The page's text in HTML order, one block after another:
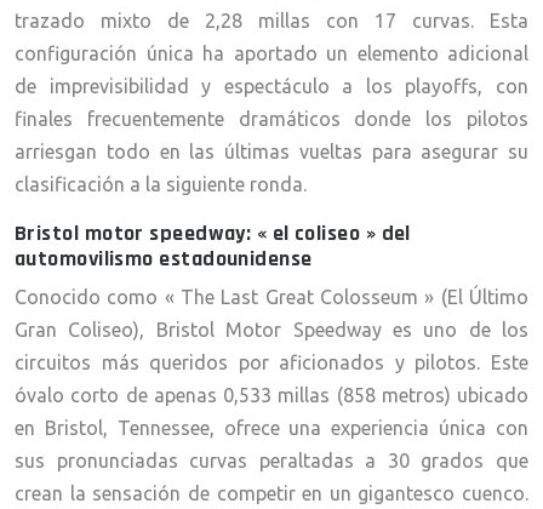
trazado mixto de 2,28 millas con 17 curvas. Esta
configuración única ha aportado un elemento adicional
de imprevisibilidad y espectáculo a los playoffs, con
finales frecuentemente dramáticos donde los pilotos
arriesgan todo en las últimas vueltas para asegurar su
clasificación a la siguiente ronda.
Bristol motor speedway: « el coliseo » del
automovilismo estadounidense
Conocido como « The Last Great Colosseum » (El Último
Gran Coliseo), Bristol Motor Speedway es uno de los
circuitos más queridos por aficionados y pilotos. Este
óvalo corto de apenas 0,533 millas (858 metros) ubicado
en Bristol, Tennessee, ofrece una experiencia única con
sus pronunciadas curvas peraltadas a 30 grados que
crean la sensación de competir en un gigantesco cuenco.